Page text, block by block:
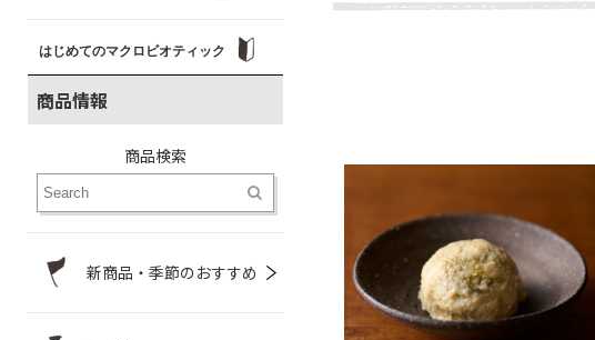
はじめてのマクロビオティック
商品情報
商品検索
新商品・季節のおすすめ